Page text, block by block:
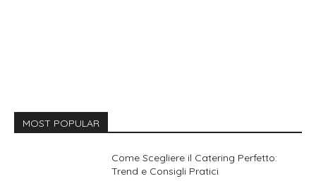
MOST POPULAR
Come Scegliere il Catering Perfetto:
Trend e Consigli Pratici